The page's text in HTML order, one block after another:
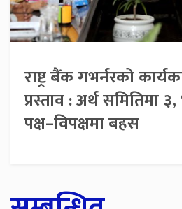
राष्ट्र बैंक गभर्नरको
प्रस्ताव : अर्थ समितिमा
पक्ष–विपक्षमा बहस